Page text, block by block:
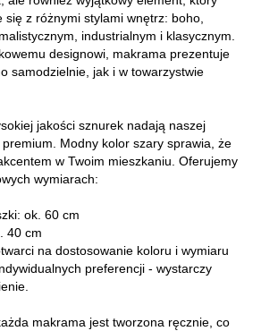
się z różnymi stylami wnętrz: boho,
industrialnym i klasycznym.
designowi, makrama prezentuje
samodzielnie, jak i w towarzystwie
jakości sznurek nadają naszej
Modny kolor szary sprawia, że
w Twoim mieszkaniu. Oferujemy
wymiarach:
ok. 60 cm
40 cm
na dostosowanie koloru i wymiaru
preferencji - wystarczy
makrama jest tworzona ręcznie, co